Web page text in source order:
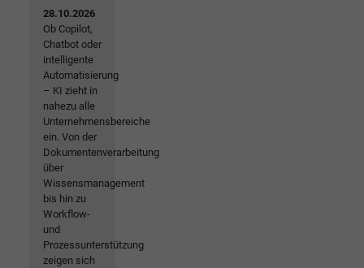
28.10.2026
Ob Copilot,
Chatbot oder
intelligente
Automatisierung
– KI zieht in
nahezu alle
Unternehmensbereiche
ein. Von der
Dokumentenverarbeitung
über
Wissensmanagement
bis hin zu
Workflow-
und
Prozessunterstützung
zeigen sich